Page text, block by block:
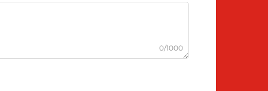
0/1000